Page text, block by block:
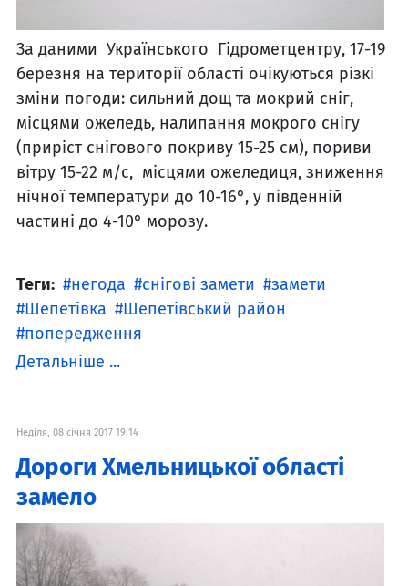
За даними Українського Гідрометцентру, 17-19
березня на території області очікуються різкі
зміни погоди: сильний дощ та мокрий сніг,
місцями ожеледь, налипання мокрого снігу
(приріст снігового покриву 15-25 см), пориви
вітру 15-22 м/с, місцями ожеледиця, зниження
нічної температури до 10-16°, у південній
частині до 4-10° морозу.
Теги: негода снігові замети
замети
Шепетівка
Шепетівський район
попередження
Детальніше ...
Неділя, 08 січня 2017 19:14
Дороги Хмельницької області
замело